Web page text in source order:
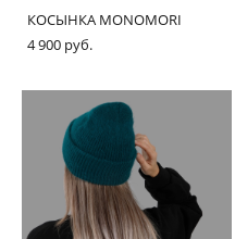
КОСЫНКА MONOMORI
4 900 pуб.